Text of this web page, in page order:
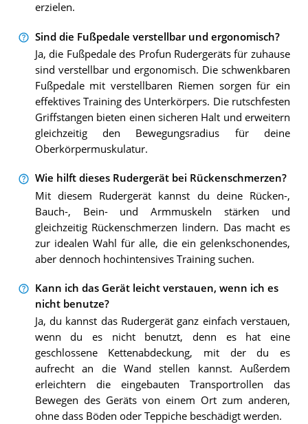
erzielen.
Sind die Fußpedale verstellbar und ergonomisch?
Ja, die Fußpedale des Profun Rudergeräts für zuhause
sind verstellbar und ergonomisch. Die schwenkbaren
Fußpedale mit verstellbaren Riemen sorgen für ein
effektives Training des Unterkörpers. Die rutschfesten
Griffstangen bieten einen sicheren Halt und erweitern
gleichzeitig den Bewegungsradius für deine
Oberkörpermuskulatur.
Wie hilft dieses Rudergerät bei Rückenschmerzen?
Mit diesem Rudergerät kannst du deine Rücken-,
Bauch-, Bein- und Armmuskeln stärken und
gleichzeitig Rückenschmerzen lindern. Das macht es
zur idealen Wahl für alle, die ein gelenkschonendes,
aber dennoch hochintensives Training suchen.
Kann ich das Gerät leicht verstauen, wenn ich es
nicht benutze?
Ja, du kannst das Rudergerät ganz einfach verstauen,
wenn du es nicht benutzt, denn es hat eine
geschlossene Kettenabdeckung, mit der du es
aufrecht an die Wand stellen kannst. Außerdem
erleichtern die eingebauten Transportrollen das
Bewegen des Geräts von einem Ort zum anderen,
ohne dass Böden oder Teppiche beschädigt werden.